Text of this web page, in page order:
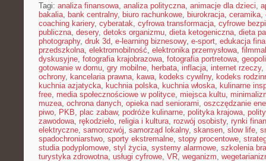
Tagi: analiza finansowa, analiza polityczna, animacje dla dzieci,
bakalia, bank centralny, biuro rachunkowe, biurokracja, ceramika,
coaching kariery, cyberatak, cyfrowa transformacja, cyfrowe
publiczna, desery, detoks organizmu, dieta ketogeniczna, dieta
photography, druk 3d, e-learning biznesowy, e-sport, edukacja
przedszkolna, elektromobilność, elektronika przemysłowa,
dyskusyjne, fotografia krajobrazowa, fotografia portretowa,
gotowanie w domu, gry mobilne, herbata, inflacja, internet rzeczy,
ochrony, kancelaria prawna, kawa, kodeks cywilny, kodeks
kuchnia azjatycka, kuchnia polska, kuchnia włoska, kulinarne
free, media społecznościowe w polityce, miejsca kultu,
muzea, ochrona danych, opieka nad seniorami, oszczędzanie
piwo, PKB, plac zabaw, podróże kulinarne, polityka krajowa,
zawodowa, rękodzieło, religia i kultura, rozwój osobisty, rynki
elektryczne, samorozwój, samorząd lokalny, skansen, slow life,
spadochroniarstwo, sporty ekstremalne, stopy procentowe,
studia podyplomowe, styl życia, systemy alarmowe, szkolenia
turystyka zdrowotna, usługi cyfrowe, VR, weganizm,